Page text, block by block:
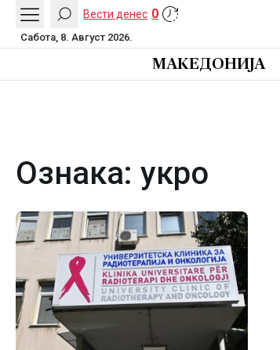
Вести денес 0
Сабота, 8. Август 2026.
МАКЕДОНИЈА
Ознака: укро